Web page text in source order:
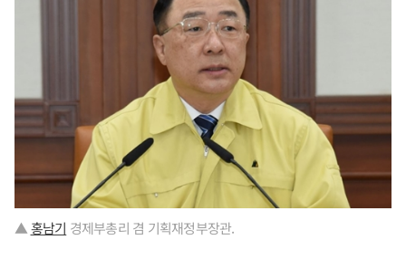
▲홍남기 경제부총리 겸 기획재정부장관.